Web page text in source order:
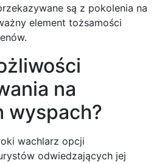
są z pokolenia na
element tożsamości
na
wyspach?
wachlarz opcji
odwiedzających jej